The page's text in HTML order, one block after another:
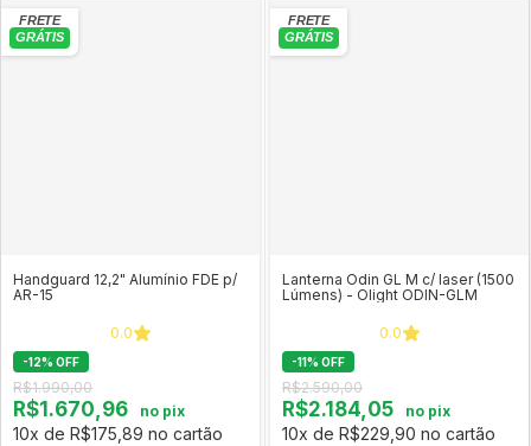
Handguard 12,2" Alumínio FDE p/
AR-15
0.0
-12% OFF
R$1.990,00
R$1.670,96 no pix
10x de R$175,89 no cartão
Lanterna Odin GL M c/ laser (1500
Lúmens) - Olight ODIN-GLM
0.0
-11% OFF
R$2.590,00
R$2.184,05 no pix
10x de R$229,90 no cartão